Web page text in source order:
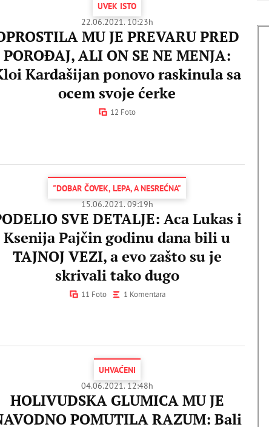
UVEK ISTO
22.06.2021. 10:23h
MU JE PREVARU PRED
POROĐAJ, ALI ON SE NE MENJA:
Kardašijan ponovo raskinula sa
ocem svoje ćerke
12 Foto
"DOBAR ČOVEK, LEPA, A NESREĆNA"
15.06.2021. 09:19h
SVE DETALJE: Aca Lukas i
Ksenija Pajčin godinu dana bili u
TAJNOJ VEZI, a evo zašto su je
skrivali tako dugo
11 Foto 1 Komentara
UHVAĆENI
04.06.2021. 12:48h
HOLIVUDSKA GLUMICA MU JE
POMUTILA RAZUM: Bali